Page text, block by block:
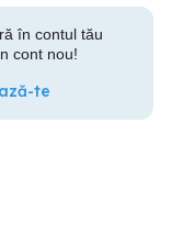
în contul tău
cont nou!
te